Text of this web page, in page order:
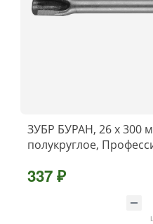
ЗУБР БУРАН, 26 x 300
полукруглое,
337 ₽